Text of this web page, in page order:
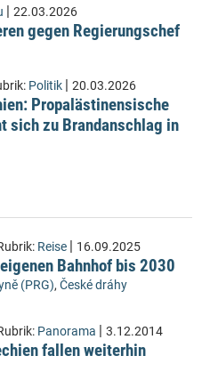
| 22.03.2026
gegen Regierungschef
Politik | 20.03.2026
Propalästinensische
sich zu Brandanschlag in
Reise | 16.09.2025
Bahnhof bis 2030
(PRG), České dráhy
Panorama | 3.12.2014
fallen weiterhin